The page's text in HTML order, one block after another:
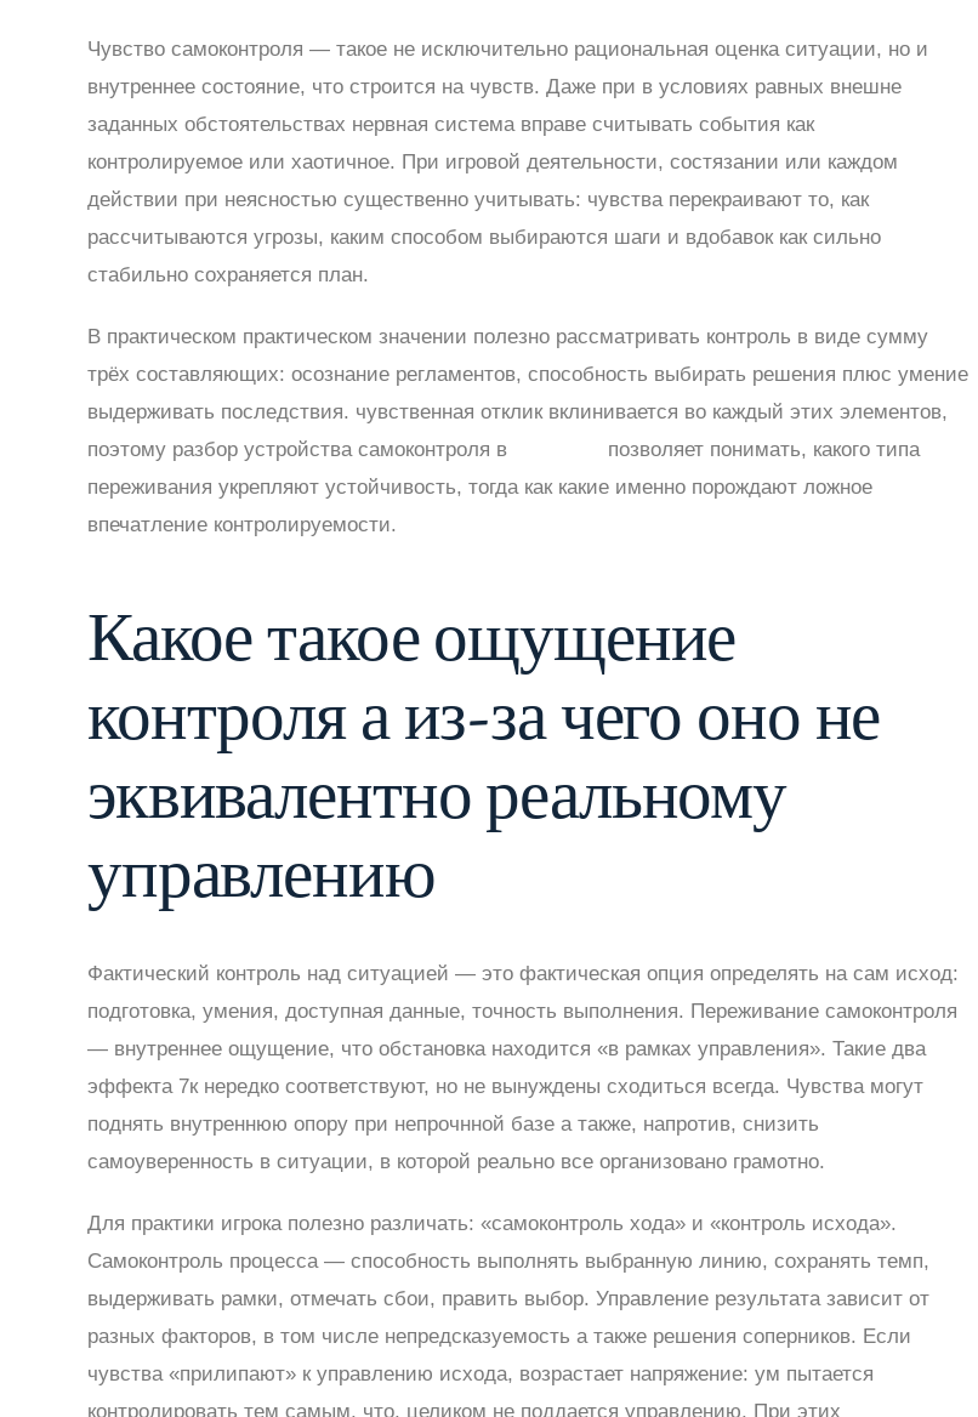
Чувство самоконтроля — такое не исключительно рациональная оценка ситуации, но и
внутреннее состояние, что строится на чувств. Даже при в условиях равных внешне
заданных обстоятельствах нервная система вправе считывать события как
контролируемое или хаотичное. При игровой деятельности, состязании или каждом
действии при неясностью существенно учитывать: чувства перекраивают то, как
рассчитываются угрозы, каким способом выбираются шаги и вдобавок как сильно
стабильно сохраняется план.
В практическом практическом значении полезно рассматривать контроль в виде сумму
трёх составляющих: осознание регламентов, способность выбирать решения плюс умение
выдерживать последствия. чувственная отклик вклинивается во каждый этих элементов,
поэтому разбор устройства самоконтроля в
позволяет понимать, какого типа
переживания укрепляют устойчивость, тогда как какие именно порождают ложное
впечатление контролируемости.
Какое такое ощущение
контроля а из-за чего оно не
эквивалентно реальному
управлению
Фактический контроль над ситуацией — это фактическая опция определять на сам исход:
подготовка, умения, доступная данные, точность выполнения. Переживание самоконтроля
— внутреннее ощущение, что обстановка находится «в рамках управления». Такие два
эффекта 7к нередко соответствуют, но не вынуждены сходиться всегда. Чувства могут
поднять внутреннюю опору при непрочнной базе а также, напротив, снизить
самоуверенность в ситуации, в которой реально все организовано грамотно.
Для практики игрока полезно различать: «самоконтроль хода» и «контроль исхода».
Самоконтроль процесса — способность выполнять выбранную линию, сохранять темп,
выдерживать рамки, отмечать сбои, править выбор. Управление результата зависит от
разных факторов, в том числе непредсказуемость а также решения соперников. Если
чувства «прилипают» к управлению исхода, возрастает напряжение: ум пытается
контролировать тем самым, что, целиком не поддается управлению. При этих